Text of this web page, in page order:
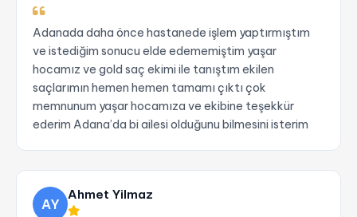
Adanada daha önce hastanede işlem yaptırmıştım
ve istediğim sonucu elde edememiştim yaşar
hocamız ve gold saç ekimi ile tanıştım ekilen
saçlarımın hemen hemen tamamı çıktı çok
memnunum yaşar hocamıza ve ekibine teşekkür
ederim Adana’da bi ailesi olduğunu bilmesini isterim
AY
Ahmet Yilmaz